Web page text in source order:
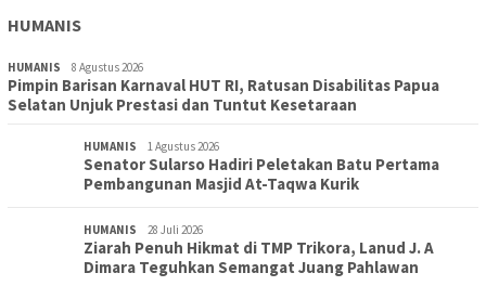
HUMANIS
HUMANIS 8 Agustus 2026
Pimpin Barisan Karnaval HUT RI, Ratusan Disabilitas Papua
Selatan Unjuk Prestasi dan Tuntut Kesetaraan
HUMANIS 1 Agustus 2026
Senator Sularso Hadiri Peletakan Batu Pertama
Pembangunan Masjid At-Taqwa Kurik
HUMANIS 28 Juli 2026
Ziarah Penuh Hikmat di TMP Trikora, Lanud J. A
Dimara Teguhkan Semangat Juang Pahlawan